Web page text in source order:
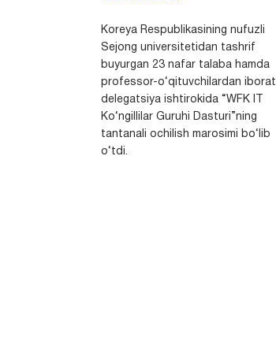
Koreya Respublikasining nufuzli
Sejong universitetidan tashrif
buyurgan 23 nafar talaba hamda
professor-o‘qituvchilardan iborat
delegatsiya ishtirokida “WFK IT
Ko‘ngillilar Guruhi Dasturi”ning
tantanali ochilish marosimi bo‘lib
o‘tdi.